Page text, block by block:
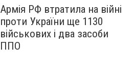
Армія РФ втратила на війні
проти України ще 1130
військових і два засоби
ППО